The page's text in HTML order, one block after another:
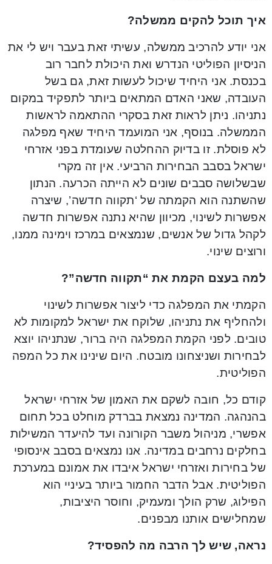
איך תוכל להקים ממשלה?
אני יודע להרכיב ממשלה, עשיתי זאת בעבר ויש לי את
הניסיון הפוליטי הנדרש ואת היכולת לחבר רוב
בכנסת. אני היחיד שיכול לעשות זאת, גם בשל
העובדה, שאני האדם המתאים ביותר לתפקיד במקום
נתניהו. ניתן לראות זאת בסקרי ההתאמה לראשות
הממשלה. בנוסף, אני המועמד היחיד שאף מפלגה
לא פוסלת. זו בדיוק ההחלטה שעומדת בפני אזרחי
ישראל בסבב הבחירות הרביעי. אין זה מקרי
שבשלושה סבבים שונים לא הייתה הכרעה. הנתון
שהשתנה הוא הקמתה של ‘תקווה חדשה’, שיצרה
אפשרות לשינוי, מכיוון שהיא נתנה אפשרות חדשה
לקהל גדול של אנשים, שנמצאים במרכז וימינה ממנו,
ורוצים שינוי.
למה בעצם הקמת את “תקווה חדשה”?
הקמתי את המפלגה כדי ליצור אפשרות לשינוי
ולהחליף את נתניהו, שלוקח את ישראל למקומות לא
טובים. לפני הקמת המפלגה היה ברור, שנתניהו יוצא
לבחירות ושניצחונו מובטח. היום שינינו את כל המפה
הפוליטית.
קודם כל, חובה לשקם את האמון של אזרחי ישראל
בהנהגה. המדינה נמצאת בברדק מוחלט בכל תחום
אפשרי, מניהול משבר הקורונה ועד להיעדר המשילות
בחלקים נרחבים במדינה. אנו נמצאים בסבב אינסופי
של בחירות ואזרחי ישראל איבדו את אמונם במערכת
הפוליטית. אבל הדבר החמור ביותר בעיניי הוא
הפילוג, שרק הולך ומעמיק, וחוסר היציבות,
שמחלישים אותנו מבפנים.
נראה, שיש לך הרבה מה להפסיד?